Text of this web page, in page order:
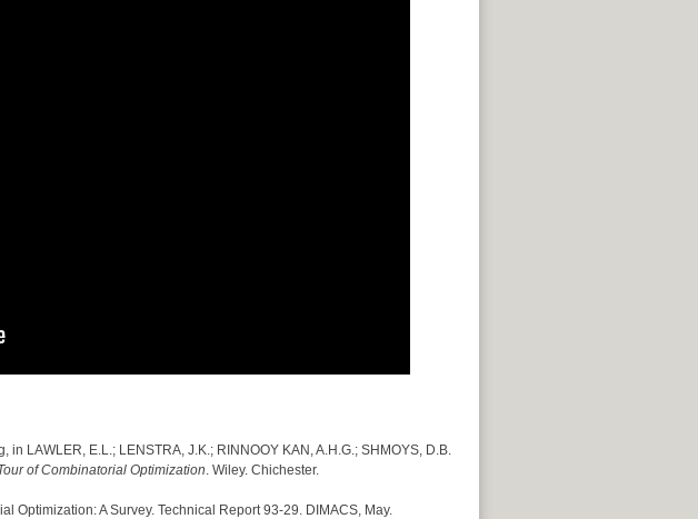
LAWLER, E.L.; LENSTRA, J.K.; RINNOOY KAN, A.H.G.; SHMOYS, D.B.
of Combinatorial Optimization. Wiley. Chichester.
Optimization: A Survey. Technical Report 93-29. DIMACS, May.